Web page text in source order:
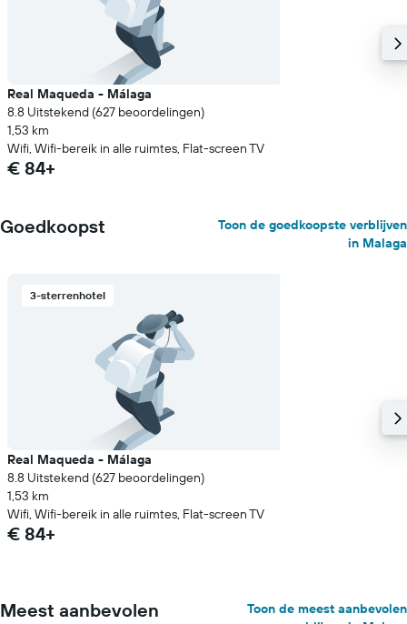
Real Maqueda - Málaga
8.8 Uitstekend (627 beoordelingen)
1,53 km
Wifi, Wifi-bereik in alle ruimtes, Flat-screen TV
€ 84+
Goedkoopst
Toon de goedkoopste verblijven
in Malaga
3-sterrenhotel
Real Maqueda - Málaga
8.8 Uitstekend (627 beoordelingen)
1,53 km
Wifi, Wifi-bereik in alle ruimtes, Flat-screen TV
€ 84+
Meest aanbevolen
Toon de meest aanbevolen